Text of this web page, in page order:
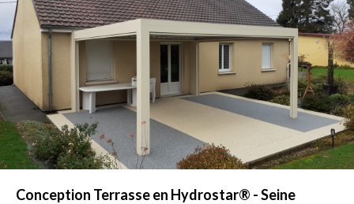
Conception Terrasse en Hydrostar® - Seine